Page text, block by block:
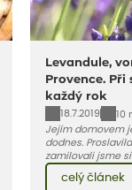
Levandule,
Provence.
každý rok
18.7.2019
10
Jejím domovem
dodnes.
zamilovali jsme
Evropy. Koneckonců, i Petr Hapka
slavnou písničku
celý článek